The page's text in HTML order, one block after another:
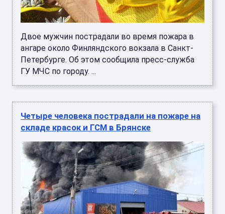
Двое мужчин пострадали во время пожара в
ангаре около Финляндского вокзала в Санкт-
Петербурге. Об этом сообщила пресс-служба
ГУ МЧС по городу. ...
Четыре человека пострадали на пожаре на
складе красок и ГСМ в Брянске